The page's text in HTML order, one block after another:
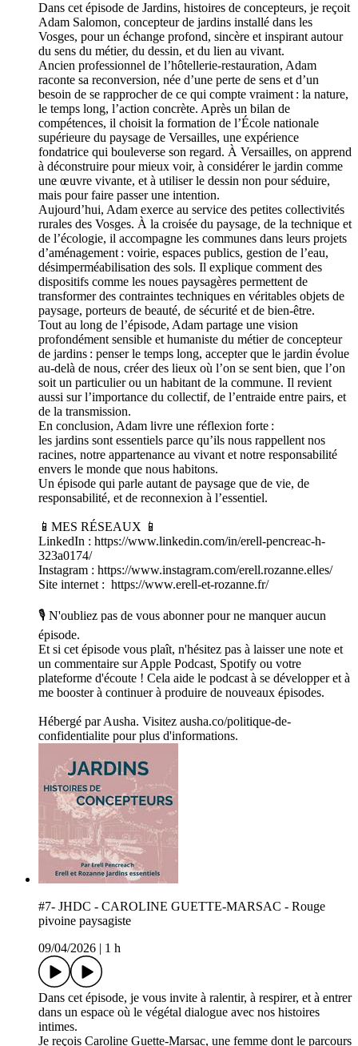
Dans cet épisode de Jardins, histoires de concepteurs, je reçoit
Adam Salomon, concepteur de jardins installé dans les
Vosges, pour un échange profond, sincère et inspirant autour
du sens du métier, du dessin, et du lien au vivant.
Ancien professionnel de l’hôtellerie-restauration, Adam
raconte sa reconversion, née d’une perte de sens et d’un
besoin de se rapprocher de ce qui compte vraiment : la nature,
le temps long, l’action concrète. Après un bilan de
compétences, il choisit la formation de l’École nationale
supérieure du paysage de Versailles, une expérience
fondatrice qui bouleverse son regard. À Versailles, on apprend
à déconstruire pour mieux voir, à considérer le jardin comme
une œuvre vivante, et à utiliser le dessin non pour séduire,
mais pour faire passer une intention.
Aujourd’hui, Adam exerce au service des petites collectivités
rurales des Vosges. À la croisée du paysage, de la technique et
de l’écologie, il accompagne les communes dans leurs projets
d’aménagement : voirie, espaces publics, gestion de l’eau,
désimperméabilisation des sols. Il explique comment des
dispositifs comme les noues paysagères permettent de
transformer des contraintes techniques en véritables objets de
paysage, porteurs de beauté, de sécurité et de bien-être.
Tout au long de l’épisode, Adam partage une vision
profondément sensible et humaniste du métier de concepteur
de jardins : penser le temps long, accepter que le jardin évolue
au-delà de nous, créer des lieux où l’on se sent bien, que l’on
soit un particulier ou un habitant de la commune. Il revient
aussi sur l’importance du collectif, de l’entraide entre pairs, et
de la transmission.
En conclusion, Adam livre une réflexion forte :
les jardins sont essentiels parce qu’ils nous rappellent nos
racines, notre appartenance au vivant et notre responsabilité
envers le monde que nous habitons.
Un épisode qui parle autant de paysage que de vie, de
responsabilité, et de reconnexion à l’essentiel.
📱MES RÉSEAUX 📱
LinkedIn : https://www.linkedin.com/in/erell-pencreac-h-
323a0174/
Instagram : https://www.instagram.com/erell.rozanne.elles/
Site internet : https://www.erell-et-rozanne.fr/
🎙️ N'oubliez pas de vous abonner pour ne manquer aucun
épisode.
Et si cet épisode vous plaît, n'hésitez pas à laisser une note et
un commentaire sur Apple Podcast, Spotify ou votre
plateforme d'écoute ! Cela aide le podcast à se développer et à
me booster à continuer à produire de nouveaux épisodes.
Hébergé par Ausha. Visitez ausha.co/politique-de-
confidentialite pour plus d'informations.
#7- JHDC - CAROLINE GUETTE-MARSAC - Rouge
pivoine paysagiste
09/04/2026
1 h
Dans cet épisode, je vous invite à ralentir, à respirer, et à entrer
dans un espace où le végétal dialogue avec nos histoires
intimes.
Je reçois Caroline Guette‑Marsac, une femme dont le parcours